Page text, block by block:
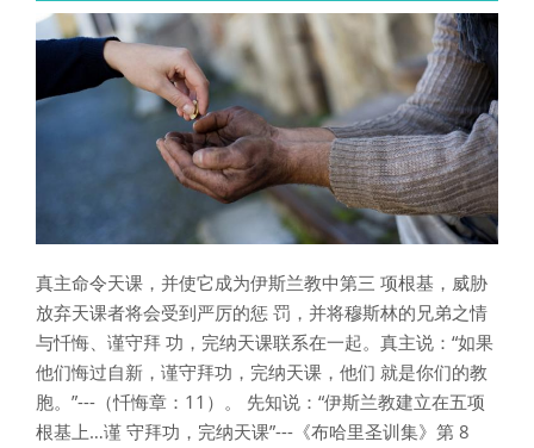
真主命令天课，并使它成为伊斯兰教中第三 项根基，威胁
放弃天课者将会受到严厉的惩 罚，并将穆斯林的兄弟之情
与忏悔、谨守拜 功，完纳天课联系在一起。真主说：“如果
他们悔过自新，谨守拜功，完纳天课，他们 就是你们的教
胞。”---（忏悔章：11）。 先知说：“伊斯兰教建立在五项
根基上…谨 守拜功，完纳天课”---《布哈里圣训集》第 8